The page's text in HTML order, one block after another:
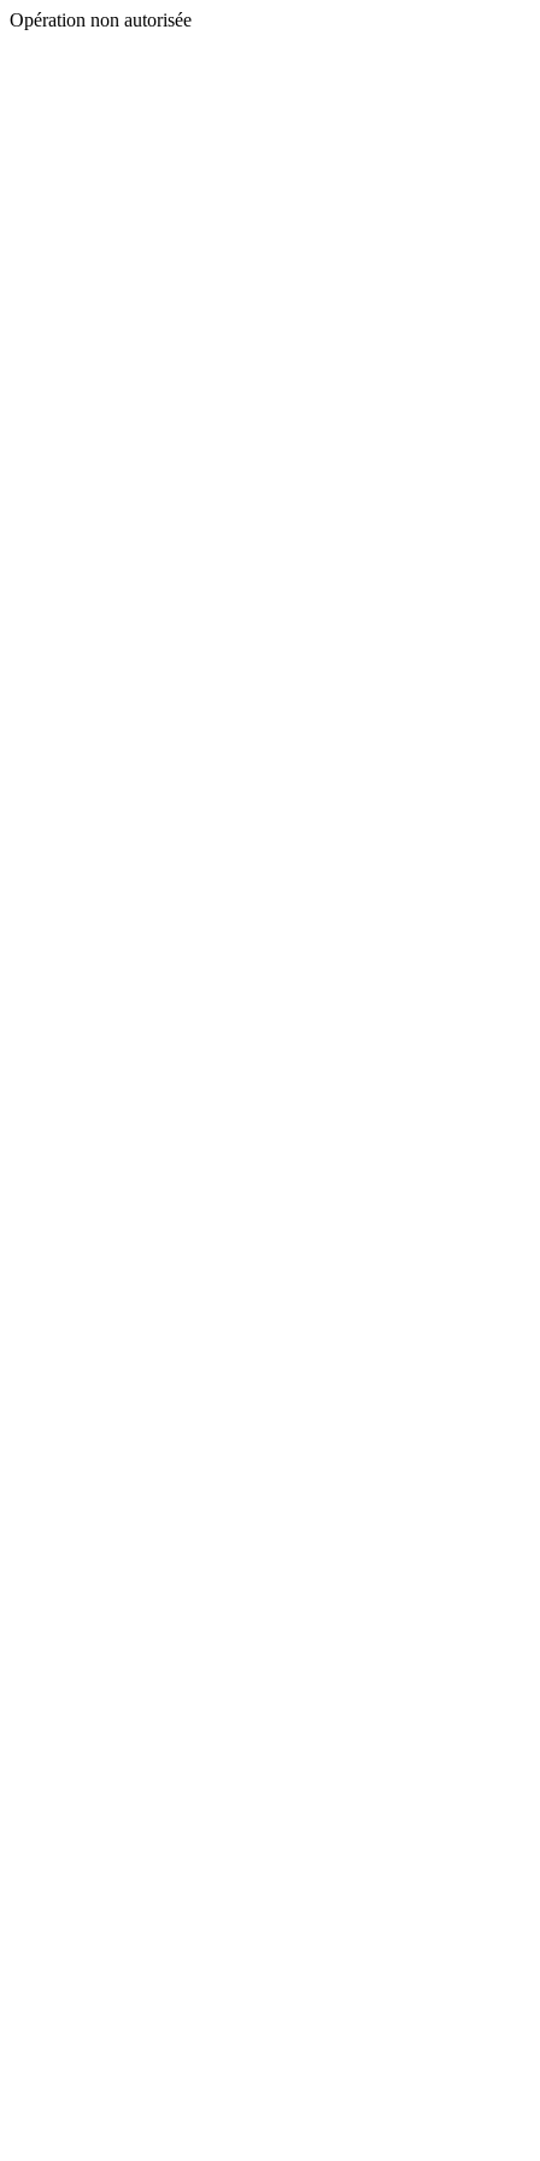
Opération non autorisée